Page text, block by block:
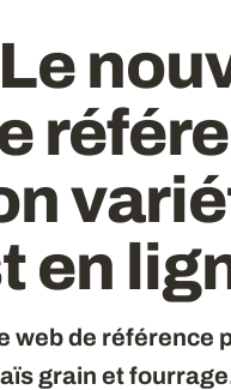
en
web de référence
grain et